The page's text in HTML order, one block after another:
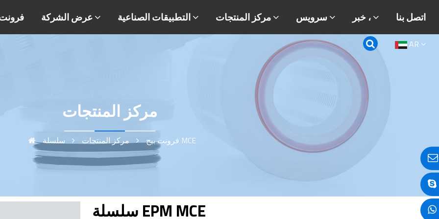
عرض الشركة التطبيقات الصناعية مركز المنتجات سرویس خبر ، اتصل بنا
AR
مركز المنتجات
فرونت بيج مركز المنتجات سلسلة MCE
سلسلة EPM MCE